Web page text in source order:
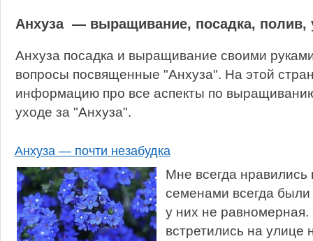
Анхуза — выращивание, посадка, полив,
Анхуза посадка и выращивание своими
вопросы посвященные "Анхуза". На этой
информацию про все аспекты по
уходе за "Анхуза".
Анхуза — почти незабудка
Мне всегда нравились
семенами всегда
у них не
встретились на улице